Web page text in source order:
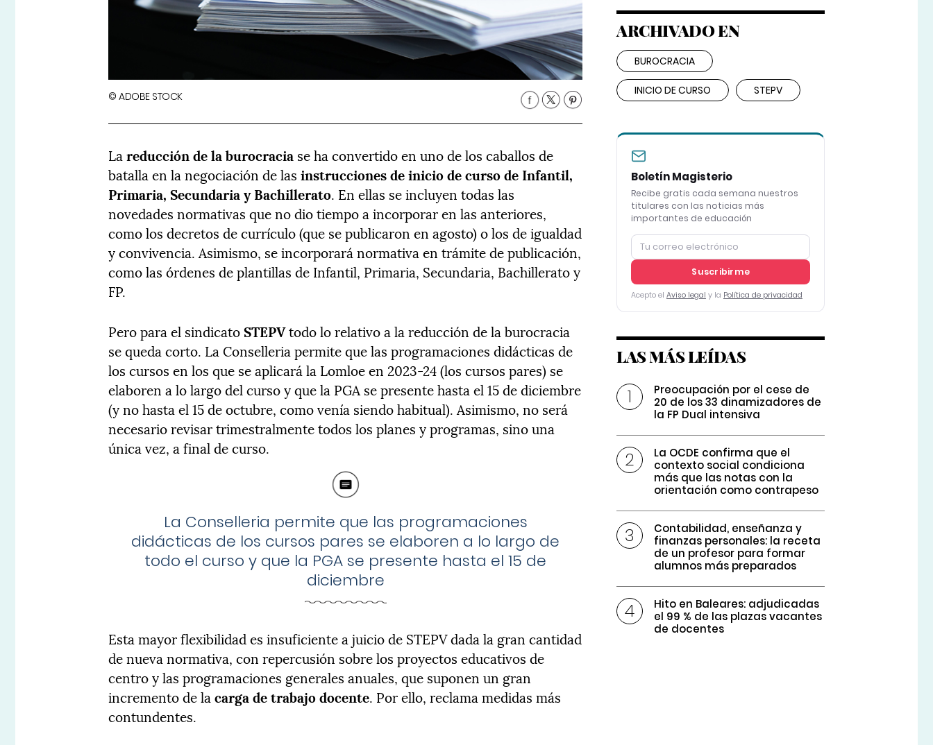
© ADOBE STOCK
Lareducción de la burocracia se ha convertido en uno de los caballos de
batalla en la negociación de lasinstrucciones de inicio de curso de Infantil,
Primaria, Secundaria y Bachillerato. En ellas se incluyen todas las
novedades normativas que no dio tiempo a incorporar en las anteriores,
como los decretos de currículo (que se publicaron en agosto) o los de igualdad
y convivencia. Asimismo, se incorporará normativa en trámite de publicación,
como las órdenes de plantillas de Infantil, Primaria, Secundaria, Bachillerato y
FP.
Pero para el sindicatoSTEPVtodo lo relativo a la reducción de la burocracia
se queda corto. La Conselleria permite que las programaciones didácticas de
los cursos en los que se aplicará la Lomloe en 2023-24 (los cursos pares) se
elaboren a lo largo del curso y que la PGA se presente hasta el 15 de diciembre
(y no hasta el 15 de octubre, como venía siendo habitual). Asimismo, no será
necesario revisar trimestralmente todos los planes y programas, sino una
única vez, a final de curso.
La Conselleria permite que las programaciones
didácticas de los cursos pares se elaboren a lo largo de
todo el curso y que la PGA se presente hasta el 15 de
diciembre
Esta mayor flexibilidad es insuficiente a juicio de STEPV dada la gran cantidad
de nueva normativa, con repercusión sobre los proyectos educativos de
centro y las programaciones generales anuales, que suponen un gran
incremento de lacarga de trabajo docente. Por ello, reclama medidas más
contundentes.
ARCHIVADO EN
BUROCRACIA
INICIO DE CURSO STEPV
Boletín Magisterio
Recibe gratis cada semana nuestros
titulares con las noticias más
importantes de educación
Suscribirme
Acepto el Aviso legal y la Política de privacidad
LAS MÁS LEÍDAS
Preocupación por el cese de
20 de los 33 dinamizadores de
la FP Dual intensiva
La OCDE confirma que el
contexto social condiciona
más que las notas con la
orientación como contrapeso
Contabilidad, enseñanza y
finanzas personales: la receta
de un profesor para formar
alumnos más preparados
Hito en Baleares: adjudicadas
el 99 % de las plazas vacantes
de docentes